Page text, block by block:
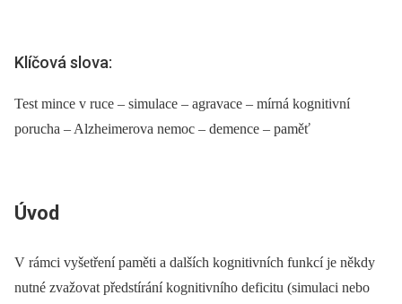
Klíčová slova:
Test mince v ruce – simulace – agravace – mírná kognitivní
porucha – Alzheimerova nemoc – demence – paměť
Úvod
V rámci vyšetření paměti a dalších kognitivních funkcí je někdy
nutné zvažovat předstírání kognitivního deficitu (simulaci nebo